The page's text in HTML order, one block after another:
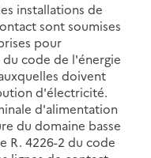
installations de
sont soumises
pour
code de l'énergie
doivent
d'électricité.
d'alimentation
du domaine basse
R. 4226-2 du code